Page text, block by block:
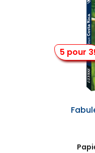
5 pour 3!